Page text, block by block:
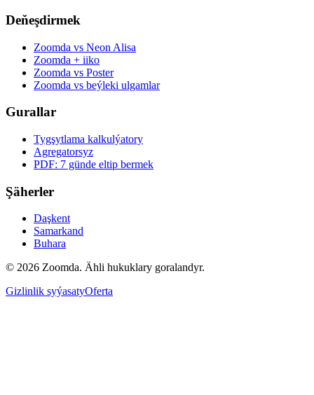
Deňeşdirmek
Zoomda vs Neon Alisa
Zoomda + iiko
Zoomda vs Poster
Zoomda vs beýleki ulgamlar
Gurallar
Tygşytlama kalkulýatory
Agregatorsyz
PDF: 7 günde eltip bermek
Şäherler
Daşkent
Samarkand
Buhara
© 2026 Zoomda. Ähli hukuklary goralandyr.
Gizlinlik syýasatyOferta